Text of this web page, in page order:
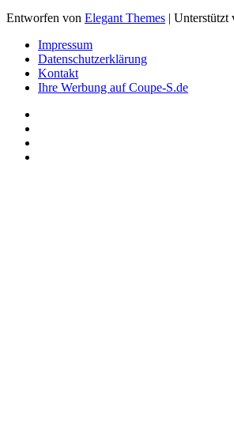
Entworfen von Elegant Themes | Unterstützt
Impressum
Datenschutzerklärung
Kontakt
Ihre Werbung auf Coupe-S.de